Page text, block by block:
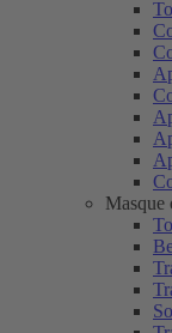
Masque